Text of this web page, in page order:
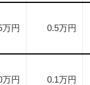
万円 0.5万円
万円 0.1万円